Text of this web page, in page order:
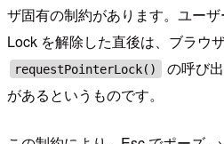
ザ固有の制約があります。ユー
Lock を解除した直後は、ブラウ
requestPointerLock()
の呼び
があるというものです。